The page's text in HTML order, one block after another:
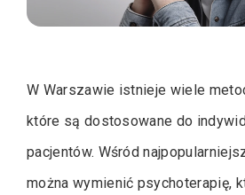
W Warszawie istnieje wiele
które są dostosowane do
pacjentów. Wśród
można wymienić psychoterapię,